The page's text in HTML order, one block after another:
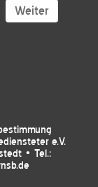
Weiter
e.V.
• Tel.: